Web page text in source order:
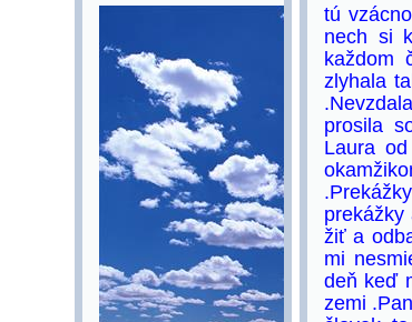
tú
nech si
každom
zlyhala
prosila
Laura
žiť a
mi
deň keď
zemi